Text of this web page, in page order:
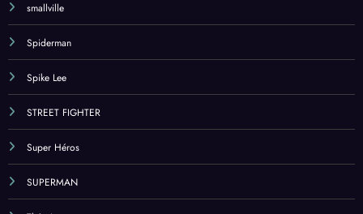
smallville
Spiderman
Spike Lee
STREET FIGHTER
Super Héros
SUPERMAN